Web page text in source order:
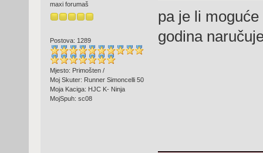
maxi forumaš
Postova: 1289
Mjesto: Primošten /
Moj Skuter: Runner Simoncelli 50
Moja Kaciga: HJC K- Ninja
MojSpuh: sc08
pa je li
godina